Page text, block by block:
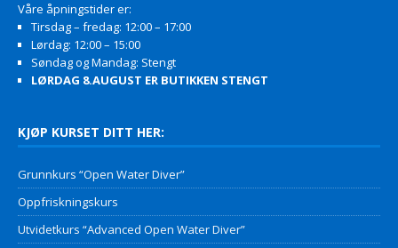
Våre åpningstider er:
Tirsdag – fredag: 12:00 – 17:00
Lørdag: 12:00 – 15:00
Søndag og Mandag: Stengt
LØRDAG 8.AUGUST ER BUTIKKEN STENGT
KJØP KURSET DITT HER:
Grunnkurs “Open Water Diver”
Oppfriskningskurs
Utvidetkurs “Advanced Open Water Diver”